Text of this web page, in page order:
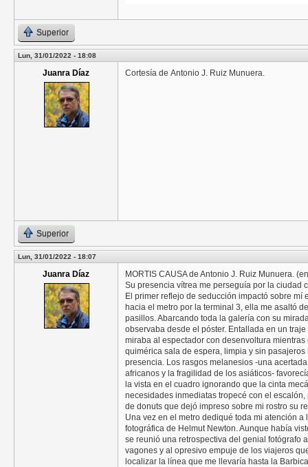
Superior
Lun, 31/01/2022 - 18:08
Juanra Díaz Cortesía de Antonio J. Ruiz Munuera.
Superior
Lun, 31/01/2022 - 18:07
Juanra Díaz
MORTIS CAUSA de Antonio J. Ruiz Munuera.
Su presencia vítrea me perseguía por la ciudad
El primer reflejo de seducción impactó sobre
hacia el metro por la terminal 3, ella me asaltó
pasillos. Abarcando toda la galería con su
observaba desde el póster. Entallada en un
miraba al espectador con desenvoltura
quimérica sala de espera, limpia y sin
presencia. Los rasgos melanesios -una
africanos y la fragilidad de los asiáticos-
la vista en el cuadro ignorando que la cinta
necesidades inmediatas tropecé con el
de donuts que dejó impreso sobre mi rostro su
Una vez en el metro dediqué toda mi atención
fotográfica de Helmut Newton. Aunque había
se reunió una retrospectiva del genial fotógrafo
vagones y al opresivo empuje de los viajeros
localizar la línea que me llevaría hasta la